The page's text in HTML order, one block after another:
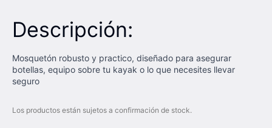
Descripción:
Mosquetón robusto y practico, diseñado para asegurar
botellas, equipo sobre tu kayak o lo que necesites llevar
seguro
Los productos están sujetos a confirmación de stock.